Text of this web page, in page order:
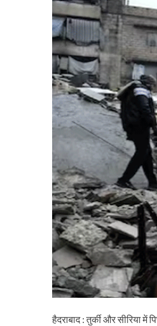
हैदराबाद : तुर्की और सीरिया